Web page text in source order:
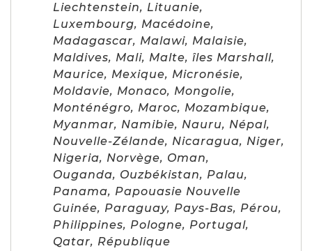
Liechtenstein, Lituanie,
Luxembourg, Macédoine,
Madagascar, Malawi, Malaisie,
Maldives, Mali, Malte, îles Marshall,
Maurice, Mexique, Micronésie,
Moldavie, Monaco, Mongolie,
Monténégro, Maroc, Mozambique,
Myanmar, Namibie, Nauru, Népal,
Nouvelle-Zélande, Nicaragua, Niger,
Nigeria, Norvège, Oman,
Ouganda, Ouzbékistan, Palau,
Panama, Papouasie Nouvelle
Guinée, Paraguay, Pays-Bas, Pérou,
Philippines, Pologne, Portugal,
Qatar, République